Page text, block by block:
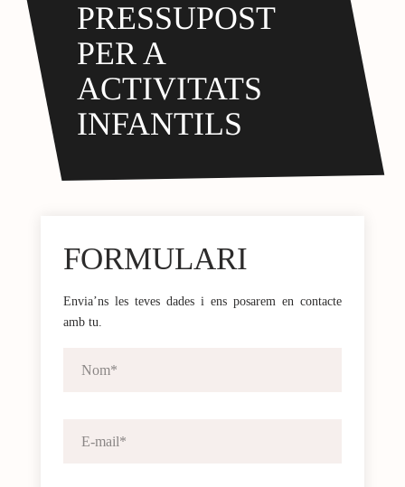
PRESSUPOST
PER A
ACTIVITATS
INFANTILS
FORMULARI
Envia’ns les teves dades i ens posarem en contacte
amb tu.